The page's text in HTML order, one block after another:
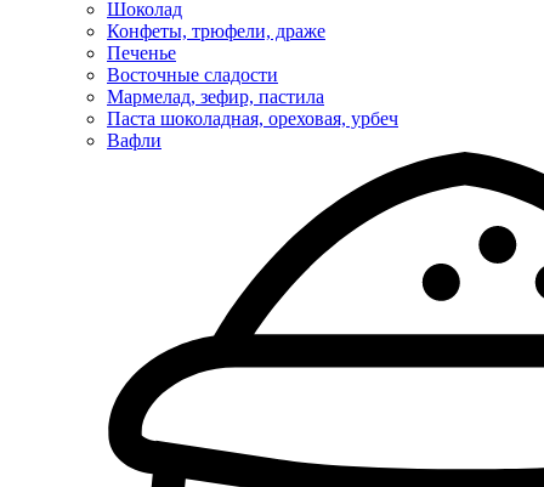
Шоколад
Конфеты, трюфели, драже
Печенье
Восточные сладости
Мармелад, зефир, пастила
Паста шоколадная, ореховая, урбеч
Вафли